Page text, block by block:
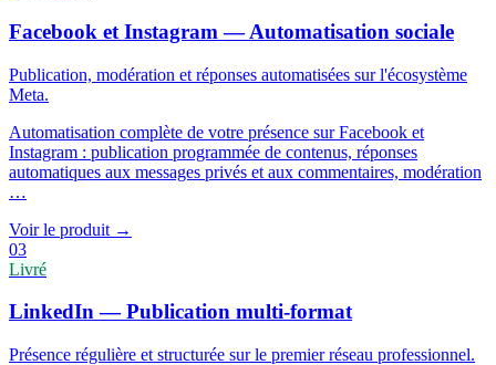
Facebook et Instagram — Automatisation sociale
Publication, modération et réponses automatisées sur l'écosystème
Meta.
Automatisation complète de votre présence sur Facebook et
Instagram : publication programmée de contenus, réponses
automatiques aux messages privés et aux commentaires, modération
…
Voir le produit →
03
Livré
LinkedIn — Publication multi-format
Présence régulière et structurée sur le premier réseau professionnel.